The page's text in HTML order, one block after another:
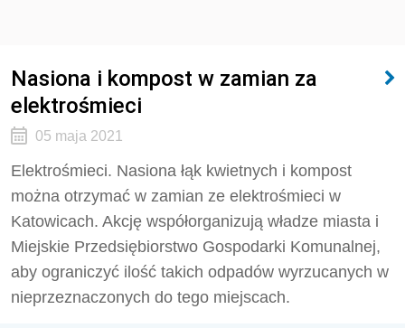
Nasiona i kompost w zamian za
elektrośmieci
05 maja 2021
Elektrośmieci. Nasiona łąk kwietnych i kompost
można otrzymać w zamian ze elektrośmieci w
Katowicach. Akcję współorganizują władze miasta i
Miejskie Przedsiębiorstwo Gospodarki Komunalnej,
aby ograniczyć ilość takich odpadów wyrzucanych w
nieprzeznaczonych do tego miejscach.